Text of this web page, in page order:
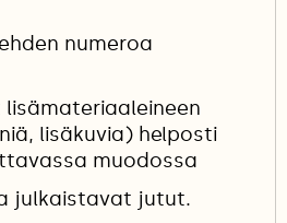
numeroa
lisäkuvia) helposti
muodossa
julkaistavat jutut.